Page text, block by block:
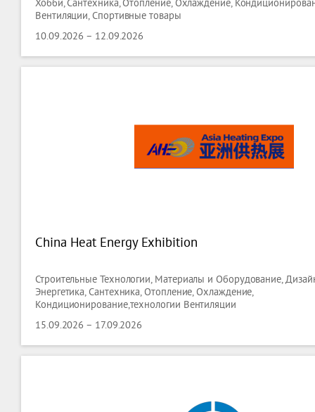
Хобби, Сантехника, Отопление, Охлаждение,
Вентиляции, Спортивные товары
10.09.2026 – 12.09.2026
China Heat Energy Exhibition
Строительные Технологии, Материалы и Оборудование,
Энергетика, Сантехника, Отопление, Охлаждение,
Кондиционирование,технологии Вентиляции
15.09.2026 – 17.09.2026